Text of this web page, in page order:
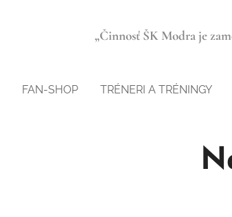
„Činnosť ŠK Modra je
FAN-SHOP TRÉNERI A TRÉNINGY